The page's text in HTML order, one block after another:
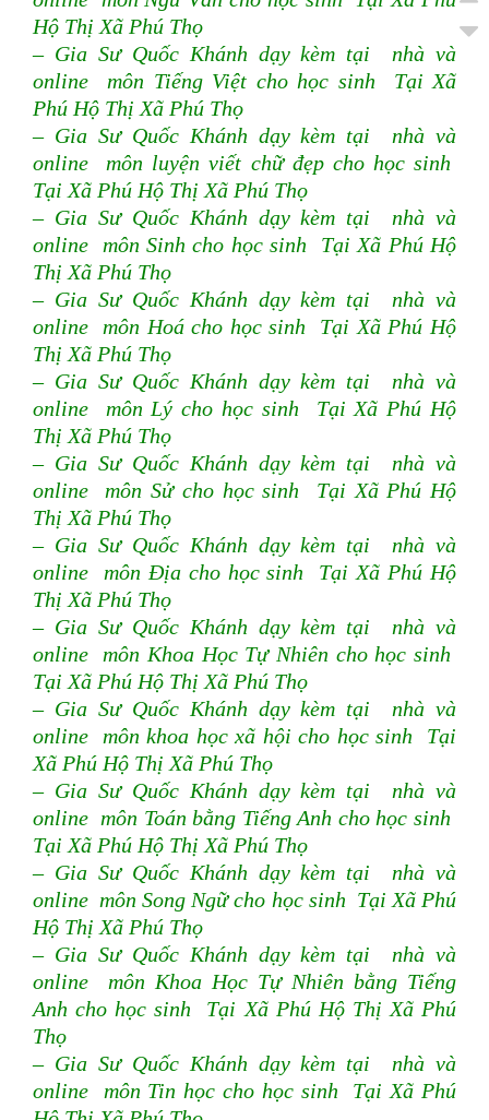
Hộ Thị Xã Phú Thọ
– Gia Sư Quốc Khánh dạy kèm tại nhà và
online môn Tiếng Việt cho học sinh Tại Xã
Phú Hộ Thị Xã Phú Thọ
– Gia Sư Quốc Khánh dạy kèm tại nhà và
online môn luyện viết chữ đẹp cho học sinh
Tại Xã Phú Hộ Thị Xã Phú Thọ
– Gia Sư Quốc Khánh dạy kèm tại nhà và
online môn Sinh cho học sinh Tại Xã Phú Hộ
Thị Xã Phú Thọ
– Gia Sư Quốc Khánh dạy kèm tại nhà và
online môn Hoá cho học sinh Tại Xã Phú Hộ
Thị Xã Phú Thọ
– Gia Sư Quốc Khánh dạy kèm tại nhà và
online môn Lý cho học sinh Tại Xã Phú Hộ
Thị Xã Phú Thọ
– Gia Sư Quốc Khánh dạy kèm tại nhà và
online môn Sử cho học sinh Tại Xã Phú Hộ
Thị Xã Phú Thọ
– Gia Sư Quốc Khánh dạy kèm tại nhà và
online môn Địa cho học sinh Tại Xã Phú Hộ
Thị Xã Phú Thọ
– Gia Sư Quốc Khánh dạy kèm tại nhà và
online môn Khoa Học Tự Nhiên cho học sinh
Tại Xã Phú Hộ Thị Xã Phú Thọ
– Gia Sư Quốc Khánh dạy kèm tại nhà và
online môn khoa học xã hội cho học sinh Tại
Xã Phú Hộ Thị Xã Phú Thọ
– Gia Sư Quốc Khánh dạy kèm tại nhà và
online môn Toán bằng Tiếng Anh cho học sinh
Tại Xã Phú Hộ Thị Xã Phú Thọ
– Gia Sư Quốc Khánh dạy kèm tại nhà và
online môn Song Ngữ cho học sinh Tại Xã Phú
Hộ Thị Xã Phú Thọ
– Gia Sư Quốc Khánh dạy kèm tại nhà và
online môn Khoa Học Tự Nhiên bằng Tiếng
Anh cho học sinh Tại Xã Phú Hộ Thị Xã Phú
Thọ
– Gia Sư Quốc Khánh dạy kèm tại nhà và
online môn Tin học cho học sinh Tại Xã Phú